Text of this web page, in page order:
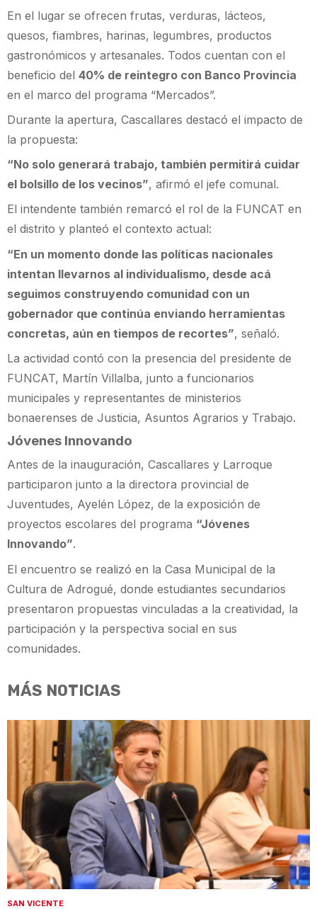
En el lugar se ofrecen frutas, verduras, lácteos,
quesos, fiambres, harinas, legumbres, productos
gastronómicos y artesanales. Todos cuentan con el
beneficio del 40% de reintegro con Banco Provincia
en el marco del programa “Mercados”.
Durante la apertura, Cascallares destacó el impacto de
la propuesta:
“No solo generará trabajo, también permitirá cuidar
el bolsillo de los vecinos”, afirmó el jefe comunal.
El intendente también remarcó el rol de la FUNCAT en
el distrito y planteó el contexto actual:
“En un momento donde las políticas nacionales
intentan llevarnos al individualismo, desde acá
seguimos construyendo comunidad con un
gobernador que continúa enviando herramientas
concretas, aún en tiempos de recortes”, señaló.
La actividad contó con la presencia del presidente de
FUNCAT, Martín Villalba, junto a funcionarios
municipales y representantes de ministerios
bonaerenses de Justicia, Asuntos Agrarios y Trabajo.
Jóvenes Innovando
Antes de la inauguración, Cascallares y Larroque
participaron junto a la directora provincial de
Juventudes, Ayelén López, de la exposición de
proyectos escolares del programa “Jóvenes
Innovando”.
El encuentro se realizó en la Casa Municipal de la
Cultura de Adrogué, donde estudiantes secundarios
presentaron propuestas vinculadas a la creatividad, la
participación y la perspectiva social en sus
comunidades.
MÁS NOTICIAS
SAN VICENTE